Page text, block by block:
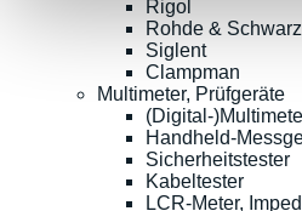
Rigol
Rohde & Schwarz
Siglent
Clampman
Multimeter, Prüfgeräte
(Digital-
Handheld-
Sicherheitstester
Kabeltester
LCR-Meter,